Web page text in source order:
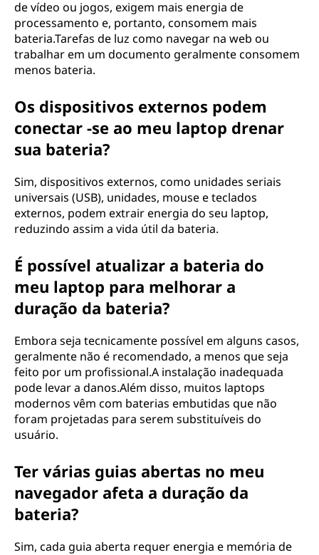
de vídeo ou jogos, exigem mais energia de
processamento e, portanto, consomem mais
bateria.Tarefas de luz como navegar na web ou
trabalhar em um documento geralmente consomem
menos bateria.
Os dispositivos externos podem
conectar -se ao meu laptop drenar
sua bateria?
Sim, dispositivos externos, como unidades seriais
universais (USB), unidades, mouse e teclados
externos, podem extrair energia do seu laptop,
reduzindo assim a vida útil da bateria.
É possível atualizar a bateria do
meu laptop para melhorar a
duração da bateria?
Embora seja tecnicamente possível em alguns casos,
geralmente não é recomendado, a menos que seja
feito por um profissional.A instalação inadequada
pode levar a danos.Além disso, muitos laptops
modernos vêm com baterias embutidas que não
foram projetadas para serem substituíveis do
usuário.
Ter várias guias abertas no meu
navegador afeta a duração da
bateria?
Sim, cada guia aberta requer energia e memória de